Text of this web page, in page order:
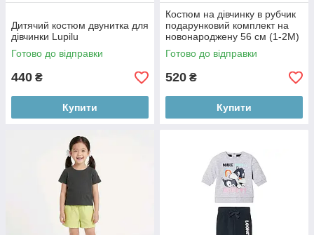
Дитячий костюм двунитка для
дівчинки Lupilu
Готово до відправки
440 ₴
Купити
Костюм на дівчинку в рубчик
подарунковий комплект на
новонароджену 56 см (1-2М)
Готово до відправки
520 ₴
Купити